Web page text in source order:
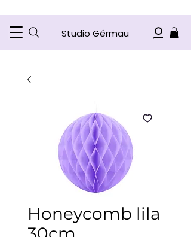
Studio Gérmau
Honeycomb lila